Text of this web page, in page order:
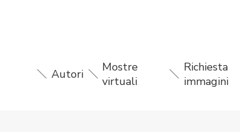
Autori
Mostre
virtuali
Richiesta
immagini